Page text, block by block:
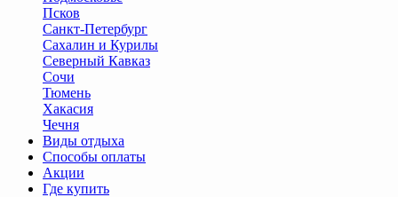
Псков
Санкт-Петербург
Сахалин и Курилы
Северный Кавказ
Сочи
Тюмень
Хакасия
Чечня
Виды отдыха
Способы оплаты
Акции
Где купить